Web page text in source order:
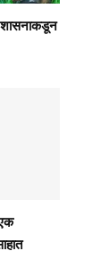
शासनाकडून